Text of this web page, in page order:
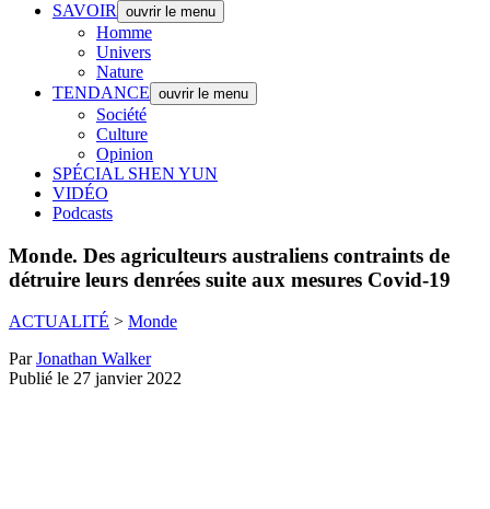
SAVOIR
ouvrir le menu
Homme
Univers
Nature
TENDANCE ouvrir le menu
Société
Culture
Opinion
SPÉCIAL SHEN YUN
VIDÉO
Podcasts
Monde. Des agriculteurs australiens contraints de
détruire leurs denrées suite aux mesures Covid-19
ACTUALITÉ > Monde
ParJonathan Walker
Publié le 27 janvier 2022